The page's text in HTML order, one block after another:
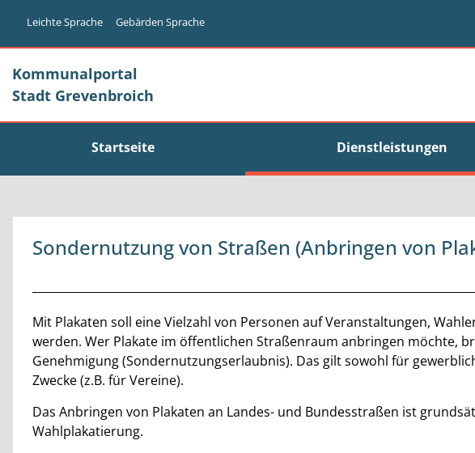
Zum Hauptinhalt springen
Leichte Sprache Gebärden Sprache
Kommunalportal
Stadt Grevenbroich
Startseite Dienstleistungen
Sondernutzung von Straßen (Anbringen von
Beschreibung
Mit Plakaten soll eine Vielzahl von Personen auf Veranstaltungen,
werden. Wer Plakate im öffentlichen Straßenraum anbringen möchte,
Genehmigung (Sondernutzungserlaubnis). Das gilt sowohl für
Zwecke (z.B. für Vereine).
Das Anbringen von Plakaten an Landes- und Bundesstraßen ist
Wahlplakatierung.